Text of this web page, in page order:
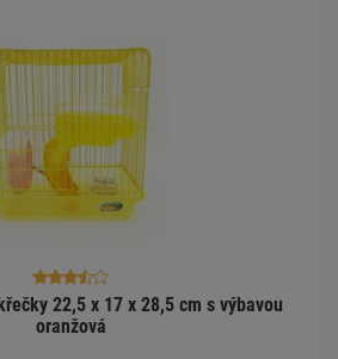
22,5 x 17 x 28,5 cm s výbavou
oranžová